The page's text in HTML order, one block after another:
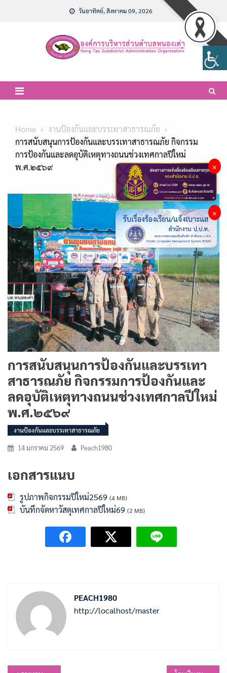
วันอาทิตย์, สิงหาคม 09, 2026
Home
งานป้องกันและบรรเทาสาธารณภัย
การสนับสนุนการป้องกันและบรรเทาสาธารณภัย กิจกรรม
การป้องกันและลดอุบัติเหตุทางถนนช่วงเทศกาลปีใหม่
พ.ศ.๒๕๖๙
การสนับสนุนการป้องกันและบรรเทา
สาธารณภัย กิจกรรมการป้องกันและ
ลดอุบัติเหตุทางถนนช่วงเทศกาลปีใหม่
พ.ศ.๒๕๖๙
งานป้องกันและบรรเทาสาธารณภัย
14 มกราคม 2569 Peach1980
เอกสารแนบ
รูปภาพกิจกรรมปีใหม่2569 (4 MB)
บันทึกจัดหาวัสดุเทศกาลปีใหม่69 (2 MB)
PEACH1980
http://localhost/master
×
×